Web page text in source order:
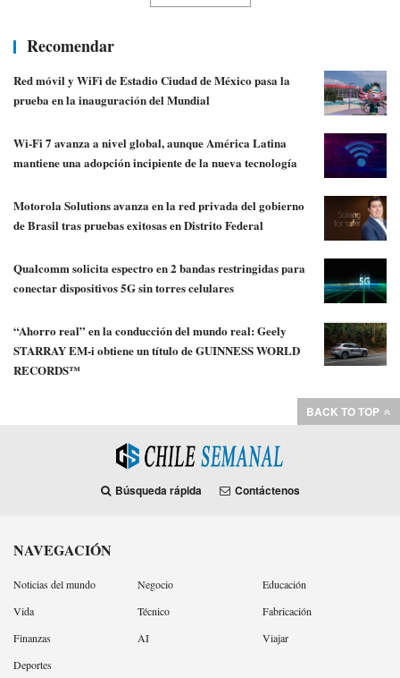
Recomendar
Red móvil y WiFi de Estadio Ciudad de México pasa la
prueba en la inauguración del Mundial
Wi-Fi 7 avanza a nivel global, aunque América Latina
mantiene una adopción incipiente de la nueva tecnología
Motorola Solutions avanza en la red privada del gobierno
de Brasil tras pruebas exitosas en Distrito Federal
Qualcomm solicita espectro en 2 bandas restringidas para
conectar dispositivos 5G sin torres celulares
“Ahorro real” en la conducción del mundo real: Geely
STARRAY EM-i obtiene un título de GUINNESS WORLD
RECORDS™
BACK TO TOP
Búsqueda rápida Contáctenos
NAVEGACIÓN
Noticias del mundo Negocio
Educación
Vida
Técnico
Fabricación
Finanzas
AI
Viajar
Deportes